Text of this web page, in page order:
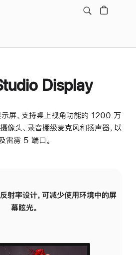
Display
屏、支持桌上视角功能的 1200 万
头、录音棚级麦克风和扬声器，以
及雷雳 5 端口。
射率设计，可减少使用环境中的屏
幕眩光。